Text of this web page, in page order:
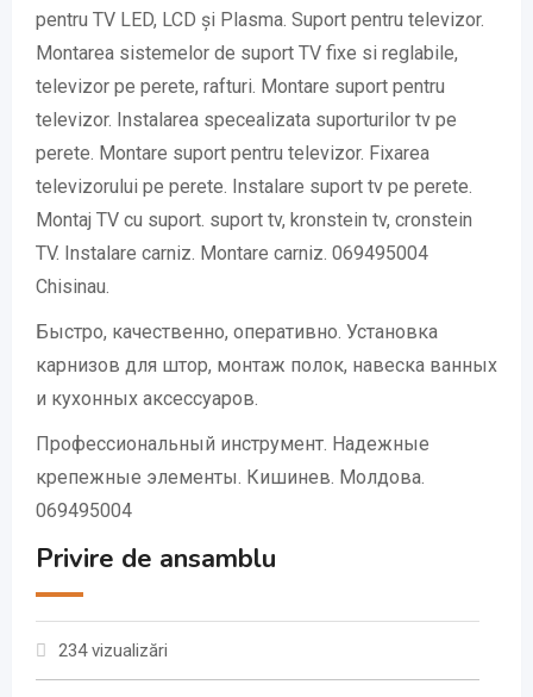
pentru TV LED, LCD și Plasma. Suport pentru televizor.
Montarea sistemelor de suport TV fixe si reglabile,
televizor pe perete, rafturi. Montare suport pentru
televizor. Instalarea specealizata suporturilor tv pe
perete. Montare suport pentru televizor. Fixarea
televizorului pe perete. Instalare suport tv pe perete.
Montaj TV cu suport. suport tv, kronstein tv, cronstein
TV. Instalare carniz. Montare carniz. 069495004
Chisinau.
Быстро, качественно, оперативно. Установка
карнизов для штор, монтаж полок, навеска ванных
и кухонных аксессуаров.
Профессиональный инструмент. Надежные
крепежные элементы. Кишинев. Молдова.
069495004
Privire de ansamblu
234 vizualizări